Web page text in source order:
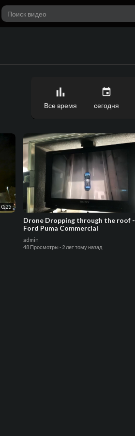
Все время сегодня
0:25
Drone Dropping through the roof -
Ford Puma Commercial
admin
48 Просмотры · 2 лет тому назад